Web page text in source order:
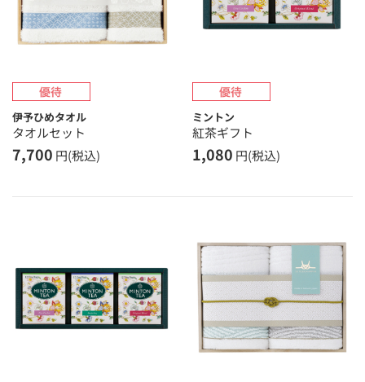
伊予ひめタオル
タオルセット
7,700 円(税込)
ミントン
紅茶ギフト
1,080 円(税込)